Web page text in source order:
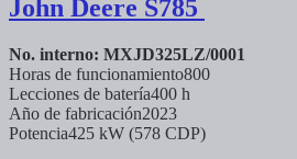
John Deere S785
No. interno: MXJD325LZ/0001
Horas de funcionamiento800
Lecciones de batería400 h
Año de fabricación2023
Potencia425 kW (578 CDP)